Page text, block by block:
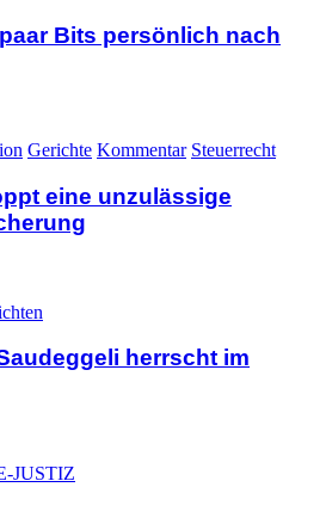
Bits persönlich nach
Gerichte Kommentar Steuerrecht
eine unzulässige
herrscht im
JUSTIZ